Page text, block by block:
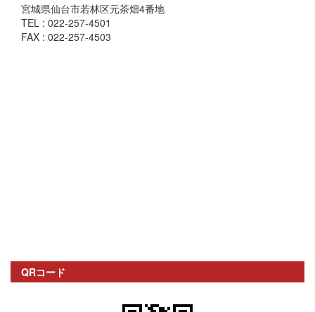
宮城県仙台市若林区元茶畑4番地
TEL : 022-257-4501
FAX : 022-257-4503
QRコード